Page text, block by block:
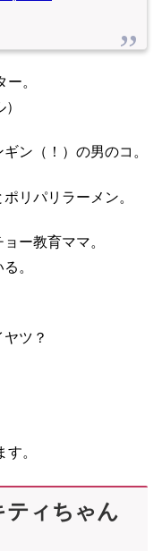
。
ン（！）の男のコ。
リパリラーメン。
ー教育ママ。
。
ツ？
。
ティちゃん